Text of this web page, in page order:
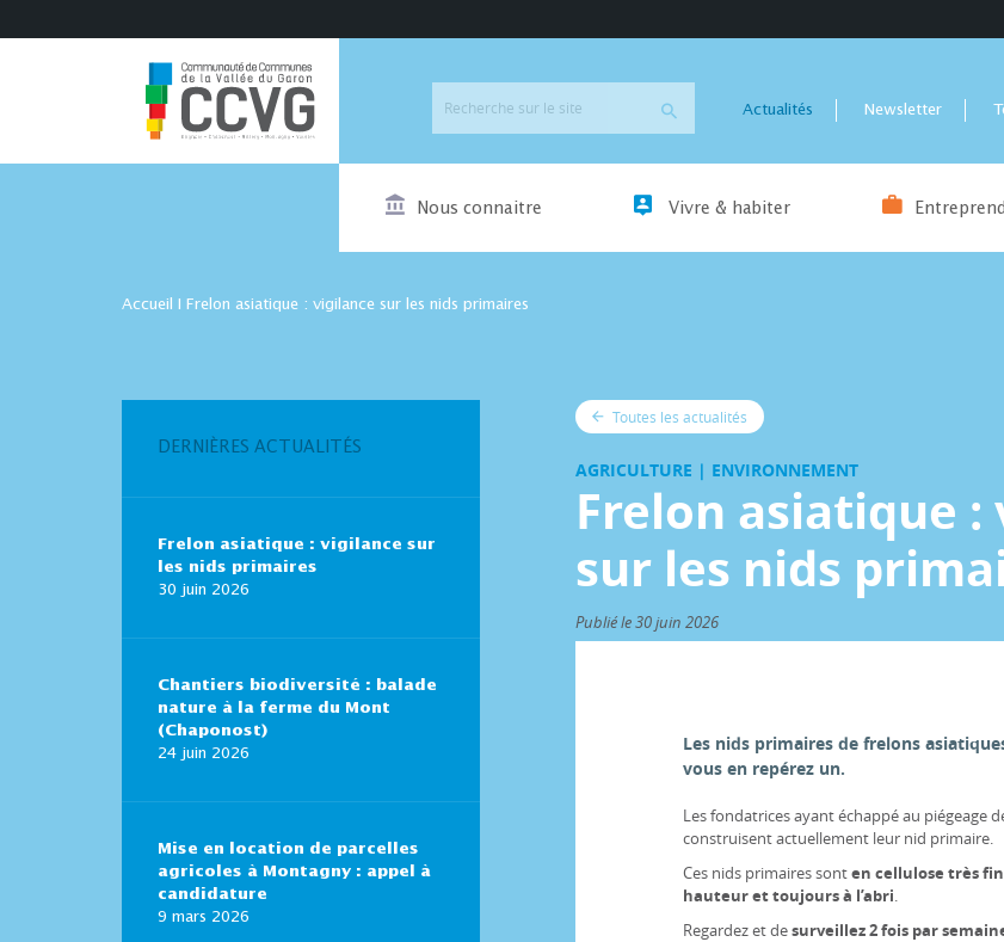
Actualités Newsletter
Nous connaitre Vivre & habiter
Accueil Frelon asiatique : vigilance sur les nids primaires
DERNIÈRES ACTUALITÉS
Frelon asiatique : vigilance sur
les nids primaires
30 juin 2026
Chantiers biodiversité : balade
nature à la ferme du Mont
(Chaponost)
24 juin 2026
Mise en location de parcelles
agricoles à Montagny : appel à
candidature
9 mars 2026
Toutes les actualités
AGRICULTURE | ENVIRONNEMENT
Frelon asiatique :
sur les nids
Publié le 30 juin 2026
Les nids primaires de frelons
vous en repérez un.
Les fondatrices ayant échappé au piégeage
construisent actuellement leur nid primaire.
Ces nids primaires sonten cellulose très
hauteur et toujours à l’abri.
Regardez et desurveillez 2 fois par